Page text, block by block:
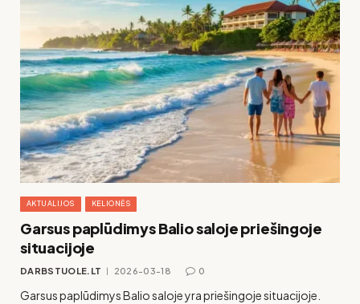
AKTUALIJOS KELIONĖS
Garsus paplūdimys Balio saloje priešingoje
situacijoje
DARBSTUOLE.LT 2026-03-18 0
Garsus paplūdimys Balio saloje yra priešingoje situacijoje.